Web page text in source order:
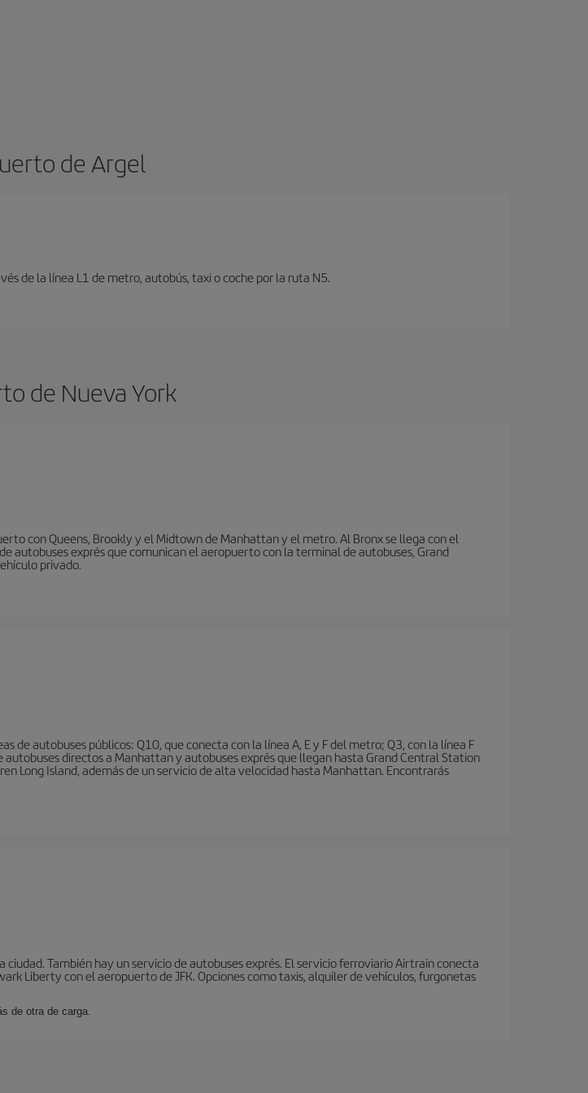
de Argel
de la línea L1 de metro, autobús, taxi o coche por la ruta N5.
de Nueva York
con Queens, Brookly y el Midtown de Manhattan y el metro. Al Bronx se llega con el
autobuses exprés que comunican el aeropuerto con la terminal de autobuses, Grand
privado.
de autobuses públicos: Q10, que conecta con la línea A, E y F del metro; Q3, con la línea F
directos a Manhattan y autobuses exprés que llegan hasta Grand Central Station
Long Island, además de un servicio de alta velocidad hasta Manhattan. Encontrarás
También hay un servicio de autobuses exprés. El servicio ferroviario Airtrain conecta
Liberty con el aeropuerto de JFK. Opciones como taxis, alquiler de vehículos, furgonetas
de otra de carga.